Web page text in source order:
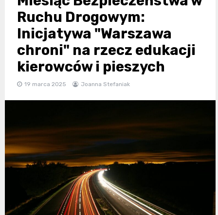
Ruchu Drogowym:
Inicjatywa "Warszawa
chroni" na rzecz edukacji
kierowców i pieszych
19 marca 2025 Joanna Stefaniak